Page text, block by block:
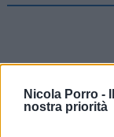
Nicola Porro -
nostra priorità